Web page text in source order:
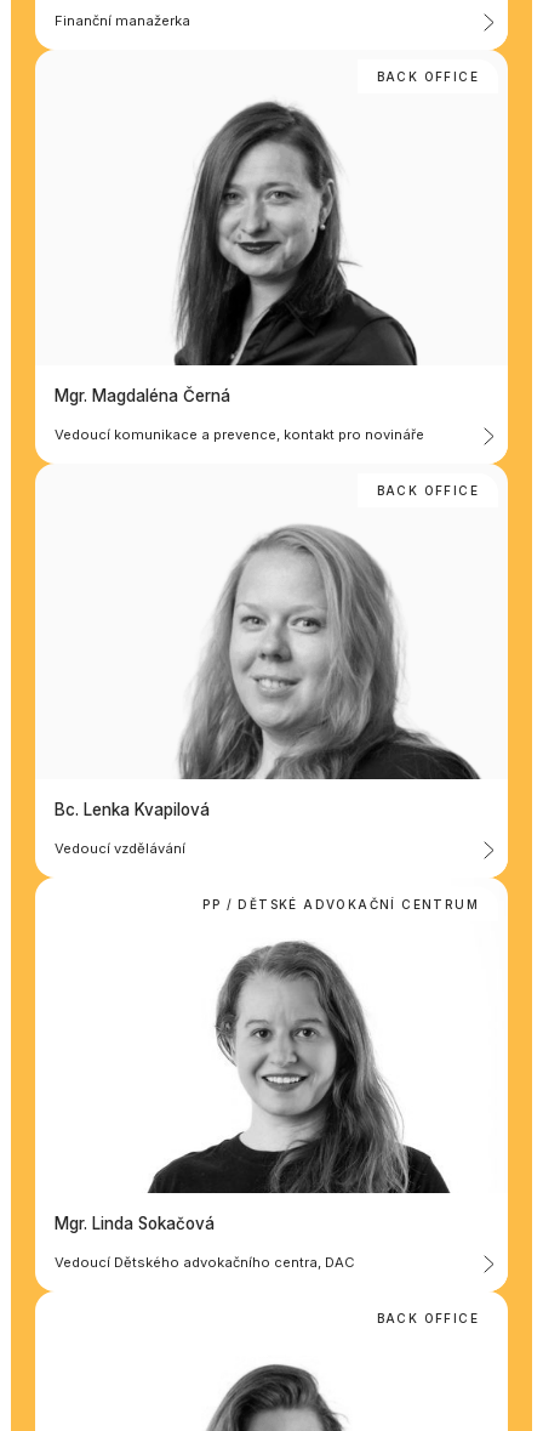
Finanční manažerka
BACK OFFICE
Mgr. Magdaléna Černá
Vedoucí komunikace a prevence, kontakt pro novináře
BACK OFFICE
Bc. Lenka Kvapilová
Vedoucí vzdělávání
PP / DĚTSKÉ ADVOKAČNÍ CENTRUM
Mgr. Linda Sokačová
Vedoucí Dětského advokačního centra, DAC
BACK OFFICE